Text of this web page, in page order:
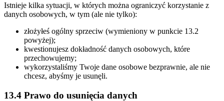
Istnieje kilka sytuacji, w których można ograniczyć korzystanie z
danych osobowych, w tym (ale nie tylko):
złożyłeś ogólny sprzeciw (wymieniony w punkcie 13.2
powyżej);
kwestionujesz dokładność danych osobowych, które
przechowujemy;
wykorzystaliśmy Twoje dane osobowe bezprawnie, ale nie
chcesz, abyśmy je usunęli.
13.4 Prawo do usunięcia danych